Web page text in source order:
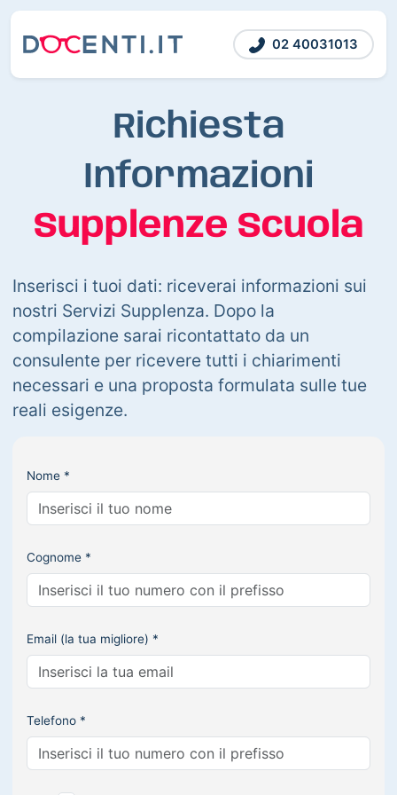
02 40031013
Richiesta
Informazioni
Supplenze Scuola
Inserisci i tuoi dati: riceverai informazioni sui
nostri Servizi Supplenza. Dopo la
compilazione sarai ricontattato da un
consulente per ricevere tutti i chiarimenti
necessari e una proposta formulata sulle tue
reali esigenze.
Nome *
Cognome *
Email (la tua migliore) *
Telefono *